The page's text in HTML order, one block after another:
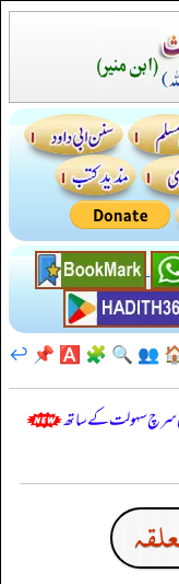
👥
🔍
🧩
🅰️
📌
↩️
سرچ سہولت کے ساتھ